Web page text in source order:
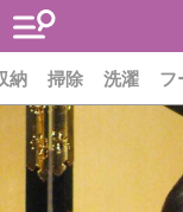
納 掃除 洗濯 フ